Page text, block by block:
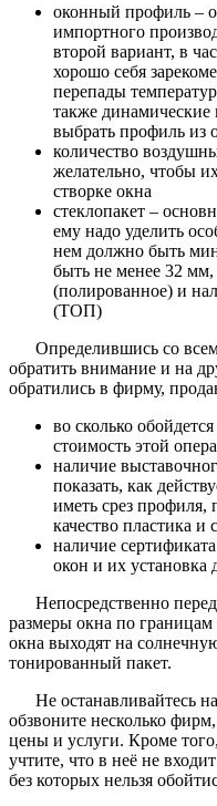
оконный профиль –
импортного
второй вариант, в
хорошо себя
перепады
также
выбрать профиль из
количество
желательно, чтобы
створке окна
стеклопакет –
ему надо уделить
нем должно быть
быть не менее 32
(полированное) и
(ТОП)
Определившись со
обратить внимание и на
обратились в фирму,
во сколько
стоимость этой
наличие
показать, как
иметь срез профиля,
качество пластика и
наличие
окон и их
Непосредственно
размеры окна по
окна выходят на
тонированный пакет.
Не останавливайтесь
обзвоните несколько
цены и услуги. Кроме
учтите, что в неё не
без которых нельзя